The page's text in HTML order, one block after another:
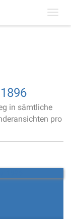
1896
in sämtliche
pro